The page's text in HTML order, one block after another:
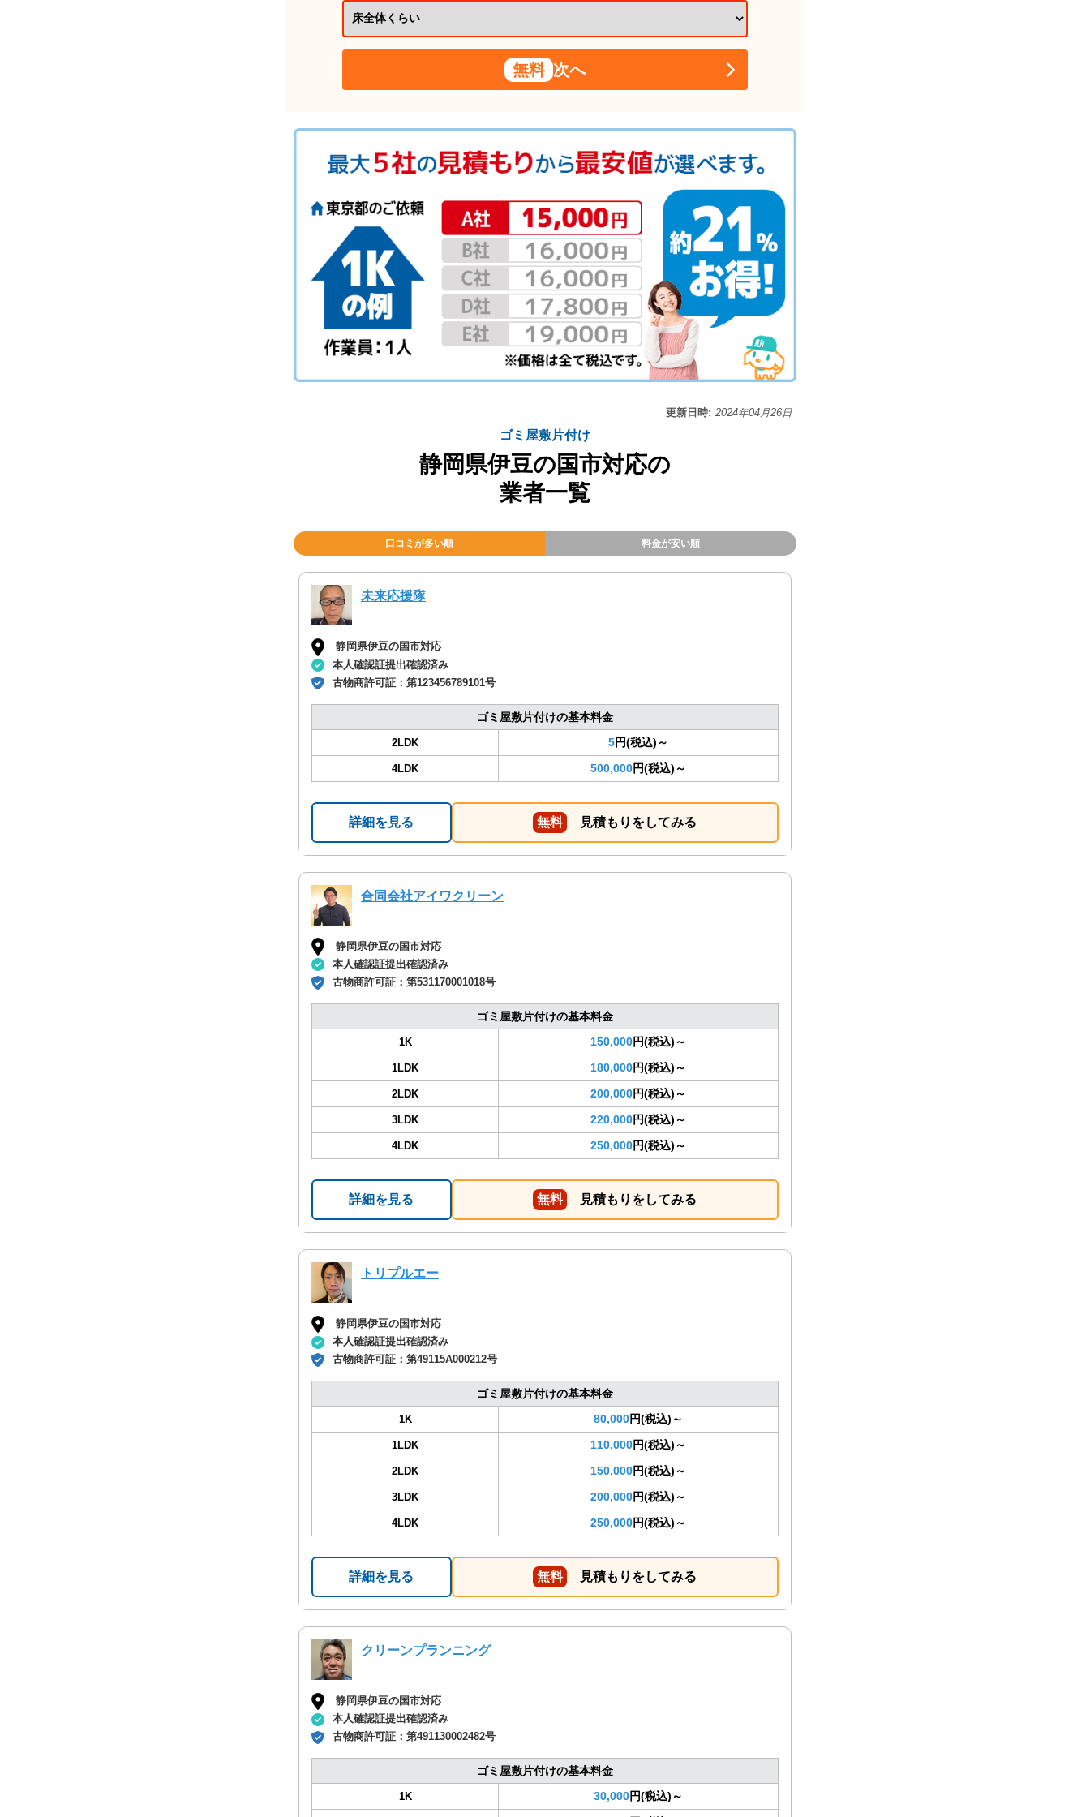
無料 次へ
更新日時: 2024年04月26日
ゴミ屋敷片付け
静岡県伊豆の国市対応の
業者一覧
口コミが多い順 料金が安い順
未来応援隊
静岡県伊豆の国市対応
本人確認証提出確認済み
古物商許可証： 第123456789101号
ゴミ屋敷片付けの基本料金
2LDK 5円(税込)～
4LDK 500,000円(税込)～
詳細を見る 無料 見積もりをしてみる
合同会社アイワクリーン
静岡県伊豆の国市対応
本人確認証提出確認済み
古物商許可証： 第531170001018号
ゴミ屋敷片付けの基本料金
1K 150,000円(税込)～
1LDK 180,000円(税込)～
2LDK 200,000円(税込)～
3LDK 220,000円(税込)～
4LDK 250,000円(税込)～
詳細を見る 無料 見積もりをしてみる
トリプルエー
静岡県伊豆の国市対応
本人確認証提出確認済み
古物商許可証： 第49115A000212号
ゴミ屋敷片付けの基本料金
1K 80,000円(税込)～
1LDK 110,000円(税込)～
2LDK 150,000円(税込)～
3LDK 200,000円(税込)～
4LDK 250,000円(税込)～
詳細を見る 無料 見積もりをしてみる
クリーンプランニング
静岡県伊豆の国市対応
本人確認証提出確認済み
古物商許可証： 第491130002482号
ゴミ屋敷片付けの基本料金
1K 30,000円(税込)～